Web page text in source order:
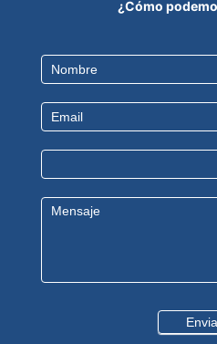
¿Cómo
Contact
Us